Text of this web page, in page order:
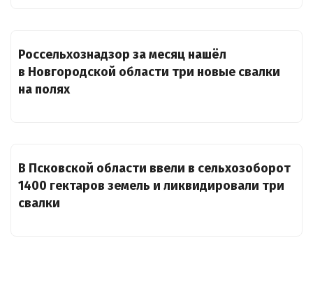
Россельхознадзор за месяц нашёл
в Новгородской области три новые свалки
на полях
В Псковской области ввели в сельхозоборот
1400 гектаров земель и ликвидировали три
свалки